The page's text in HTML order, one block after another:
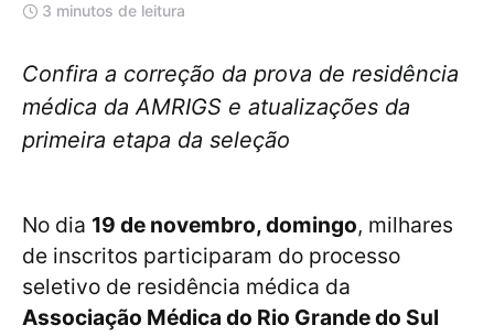
3 minutos de leitura
Confira a correção da prova de residência
médica da AMRIGS e atualizações da
primeira etapa da seleção
No dia 19 de novembro, domingo, milhares
de inscritos participaram do processo
seletivo de residência médica da
Associação Médica do Rio Grande do Sul